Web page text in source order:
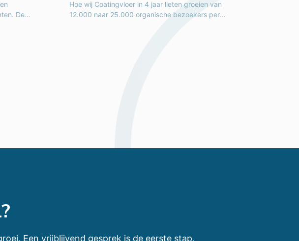
De
Hoe wij Coatingvloer in 4 jaar lieten groeien van
12.000 naar 25.000 organische bezoekers per
Een vrijblijvend gesprek is de eerste stap.